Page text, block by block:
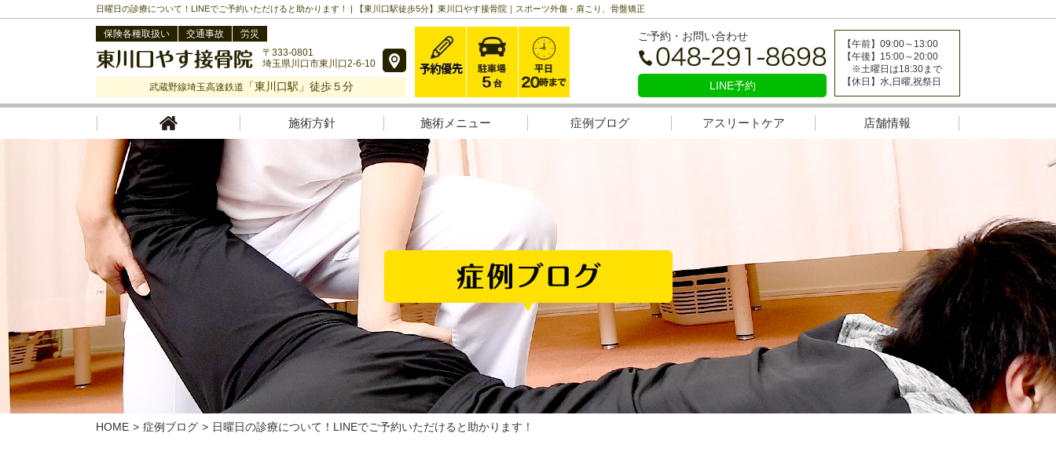
日曜日の診療について！LINEでご予約いただけると助かります！ | 【東川口駅徒歩5分】東川口やす接骨院｜スポーツ外傷・肩こり、骨盤矯正
保険各種取扱い 交通事故
労災
〒333-0801
埼玉県川口市東川口2-6-10
武蔵野線埼玉高速鉄道 「東川口駅」徒歩５分
ご予約・お問い合わせ
LINE予約
【午前】09:00～13:00
【午後】15:00～20:00
※土曜日は18:30まで
【休日】水,日曜,祝祭日
施術方針 施術メニュー 症例ブログ アスリートケア 店舗情報
HOME 症例ブログ 日曜日の診療について！LINEでご予約いただけると助かります！